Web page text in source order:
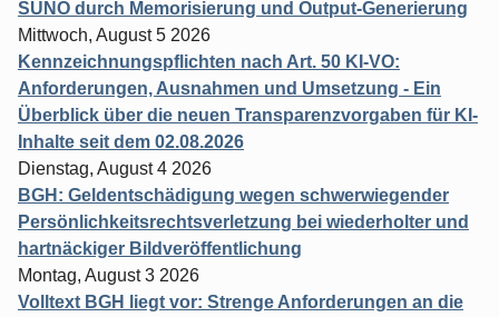
SUNO durch Memorisierung und Output-Generierung
Mittwoch, August 5 2026
Kennzeichnungspflichten nach Art. 50 KI-VO:
Anforderungen, Ausnahmen und Umsetzung - Ein
Überblick über die neuen Transparenzvorgaben für KI-
Inhalte seit dem 02.08.2026
Dienstag, August 4 2026
BGH: Geldentschädigung wegen schwerwiegender
Persönlichkeitsrechtsverletzung bei wiederholter und
hartnäckiger Bildveröffentlichung
Montag, August 3 2026
Volltext BGH liegt vor: Strenge Anforderungen an die